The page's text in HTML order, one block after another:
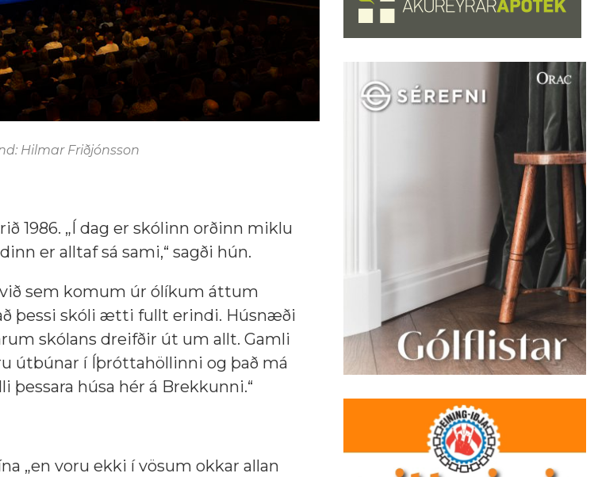
Hilmar Friðjónsson
1986. „Í dag er skólinn orðinn miklu
er alltaf sá sami,“ sagði hún.
við sem komum úr ólíkum áttum
þessi skóli ætti fullt erindi. Húsnæði
skólans dreifðir út um allt. Gamli
útbúnar í Íþróttahöllinni og það má
þessara húsa hér á Brekkunni.“
„en voru ekki í vösum okkar allan